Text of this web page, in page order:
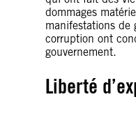
dommages
manifestations de
corruption ont
gouvernement.
Liberté